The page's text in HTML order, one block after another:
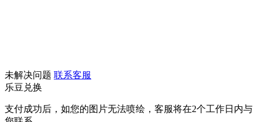
未解决问题 联系客服
乐豆兑换
支付成功后，如您的图片无法喷绘，客服将在2个工作日内与